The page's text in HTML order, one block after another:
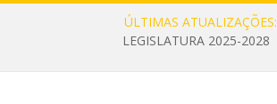
ÚLTIMAS ATUALIZAÇÕES:
LEGISLATURA 2025-2028